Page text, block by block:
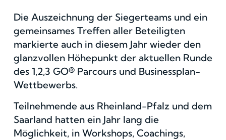
Die Auszeichnung der Siegerteams und ein
gemeinsames Treffen aller Beteiligten
markierte auch in diesem Jahr wieder den
glanzvollen Höhepunkt der aktuellen Runde
des 1,2,3 GO® Parcours und Businessplan-
Wettbewerbs.
Teilnehmende aus Rheinland-Pfalz und dem
Saarland hatten ein Jahr lang die
Möglichkeit, in Workshops, Coachings,